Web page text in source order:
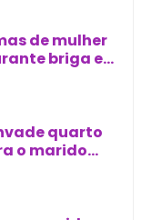
de mulher
briga em
quarto
o marido